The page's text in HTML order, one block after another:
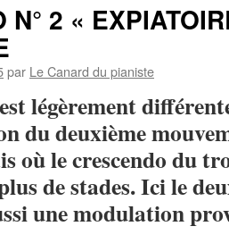
N° 2 «
par Le Canard du pianiste
légèrement
du deuxième
où le crescendo du
de stades. Ici le
une modulation